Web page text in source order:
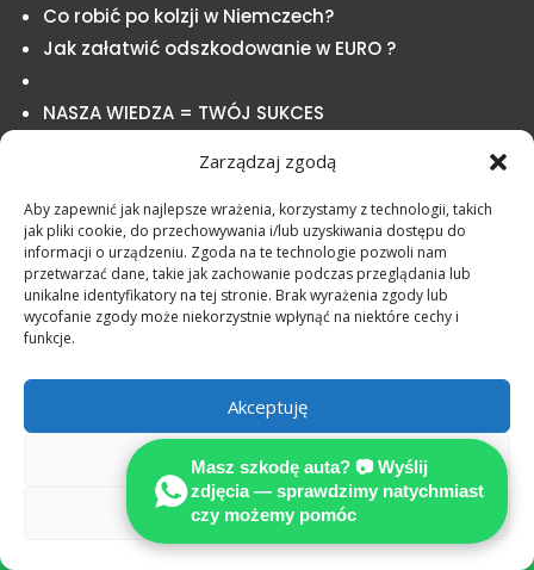
Zarządzaj zgodą
Aby zapewnić jak najlepsze wrażenia, korzystamy z technologii, takich
jak pliki cookie, do przechowywania i/lub uzyskiwania dostępu do
informacji o urządzeniu. Zgoda na te technologie pozwoli nam
przetwarzać dane, takie jak zachowanie podczas przeglądania lub
unikalne identyfikatory na tej stronie. Brak wyrażenia zgody lub
wycofanie zgody może niekorzystnie wpłynąć na niektóre cechy i
funkcje.
Akceptuję
Odmów
Zobacz preferencje
Co robić po kolzji w Niemczech?
Jak załatwić odszkodowanie w EURO ?
NASZA WIEDZA = TWÓJ SUKCES

Masz szkodę auta? 📷 Wyślij
zdjęcia — sprawdzimy natychmiast
czy możemy pomóc